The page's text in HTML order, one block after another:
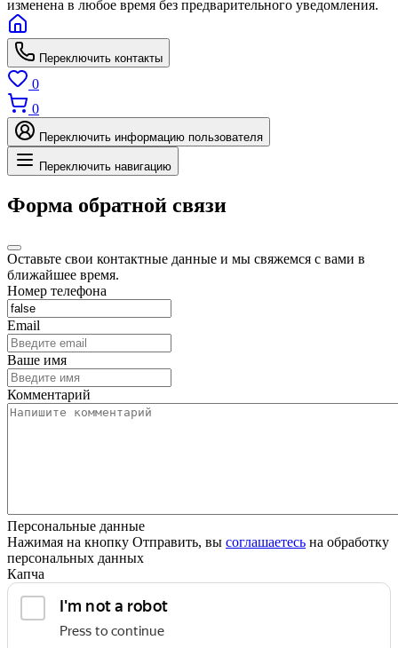
изменена в любое время без предварительного уведомления.
Переключить контакты
0
0
Переключить информацию пользователя
Переключить навигацию
Форма обратной связи
Оставьте свои контактные данные и мы свяжемся с вами в
ближайшее время.
Номер телефона
Email
Ваше имя
Комментарий
Персональные данные
Нажимая на кнопку Отправить, вы соглашаетесь на обработку
персональных данных
Капча